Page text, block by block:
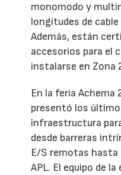
monomodo y
longitudes de
Además, están
accesorios para el
instalarse en Zona
En la feria Achema
presentó los
infraestructura
desde barreras
E/S remotas hasta
APL. El equipo de